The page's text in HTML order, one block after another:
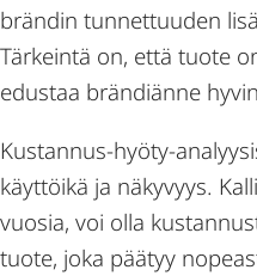
brändin tunnettuuden
Tärkeintä on, että tuote
edustaa brändiänne
Kustannus-hyöty-
käyttöikä ja näkyvyys.
vuosia, voi olla
tuote, joka päätyy